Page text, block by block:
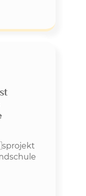
sprojekt